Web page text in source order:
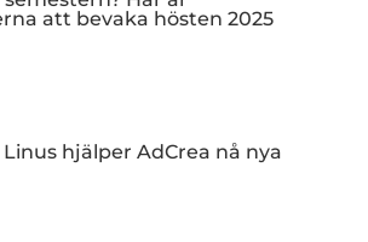
att bevaka hösten 2025
hjälper AdCrea nå nya